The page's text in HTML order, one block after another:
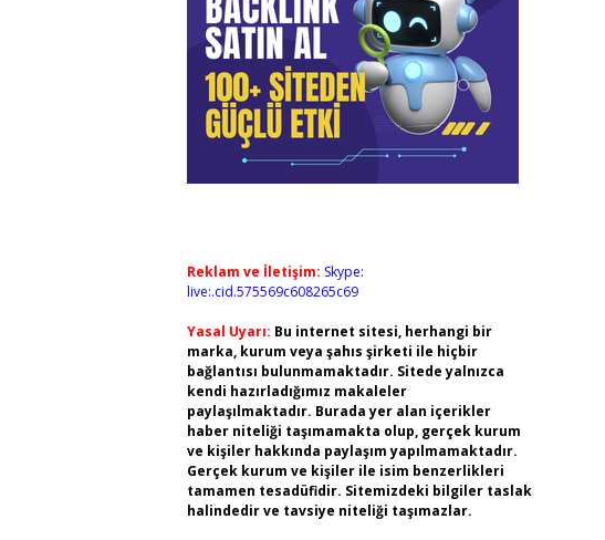
Reklam ve İletişim: Skype:
live:.cid.575569c608265c69
Yasal Uyarı: Bu internet sitesi, herhangi bir
marka, kurum veya şahıs şirketi ile hiçbir
bağlantısı bulunmamaktadır. Sitede yalnızca
kendi hazırladığımız makaleler
paylaşılmaktadır. Burada yer alan içerikler
haber niteliği taşımamakta olup, gerçek kurum
ve kişiler hakkında paylaşım yapılmamaktadır.
Gerçek kurum ve kişiler ile isim benzerlikleri
tamamen tesadüfidir. Sitemizdeki bilgiler taslak
halindedir ve tavsiye niteliği taşımazlar.